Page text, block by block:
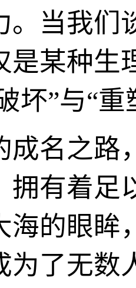
。当我们
是某种生
坏”与“
成名之路
拥有着足
海的眼眸
为了无数